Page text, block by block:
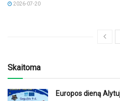
2026-07-20
Skaitoma
Europos dieną